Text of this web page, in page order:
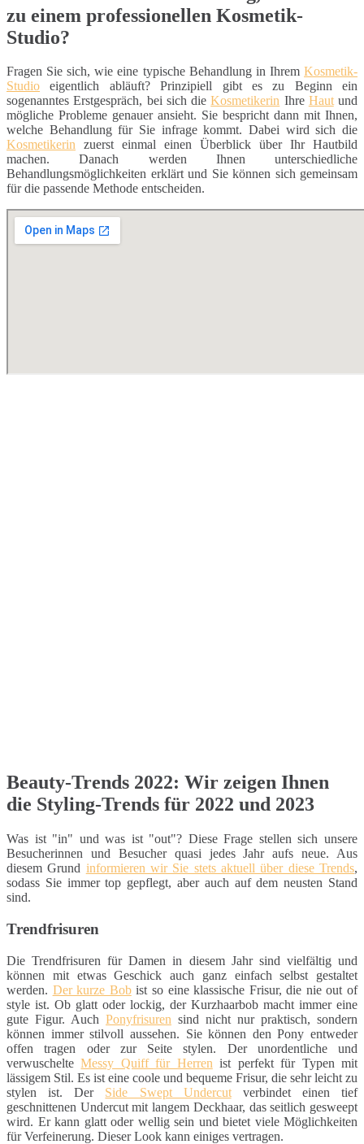
zu einem professionellen Kosmetik-
Studio?
Fragen Sie sich, wie eine typische Behandlung in Ihrem Kosmetik-
Studio eigentlich abläuft? Prinzipiell gibt es zu Beginn ein
sogenanntes Erstgespräch, bei sich dieKosmetikerin Ihre Hautund
mögliche Probleme genauer ansieht. Sie bespricht dann mit Ihnen,
welche Behandlung für Sie infrage kommt. Dabei wird sich die
Kosmetikerin zuerst einmal einen Überblick über Ihr Hautbild
machen. Danach werden Ihnen unterschiedliche
Behandlungsmöglichkeiten erklärt und Sie können sich gemeinsam
für die passende Methode entscheiden.
Beauty-Trends 2022: Wir zeigen Ihnen
die Styling-Trends für 2022 und 2023
Was ist "in" und was ist "out"? Diese Frage stellen sich unsere
Besucherinnen und Besucher quasi jedes Jahr aufs neue. Aus
diesem Grund informieren wir Sie stets aktuell über diese Trends,
sodass Sie immer top gepflegt, aber auch auf dem neusten Stand
sind.
Trendfrisuren
Die Trendfrisuren für Damen in diesem Jahr sind vielfältig und
können mit etwas Geschick auch ganz einfach selbst gestaltet
werden. Der kurze Bobist so eine klassische Frisur, die nie out of
style ist. Ob glatt oder lockig, der Kurzhaarbob macht immer eine
gute Figur. Auch Ponyfrisuren sind nicht nur praktisch, sondern
können immer stilvoll aussehen. Sie können den Pony entweder
offen tragen oder zur Seite stylen. Der unordentliche und
verwuschelteMessy Quiff für Herren ist perfekt für Typen mit
lässigem Stil. Es ist eine coole und bequeme Frisur, die sehr leicht zu
stylen ist. Der Side Swept Undercutverbindet einen tief
geschnittenen Undercut mit langem Deckhaar, das seitlich gesweept
wird. Er kann glatt oder wellig sein und bietet viele Möglichkeiten
für Verfeinerung. Dieser Look kann einiges vertragen.